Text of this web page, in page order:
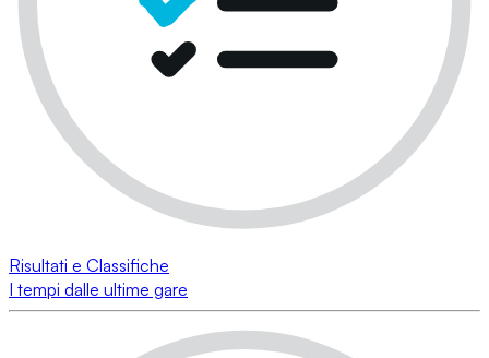
Risultati e Classifiche
I tempi dalle ultime gare